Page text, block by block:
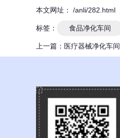
本文网址： /anli/282.html
标签： 食品净化车间
上一篇： 医疗器械净化车间